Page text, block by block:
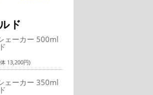
ド
ェーカー 500ml
13,200円)
ェーカー 350ml